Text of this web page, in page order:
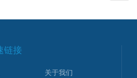
链接
关于我们